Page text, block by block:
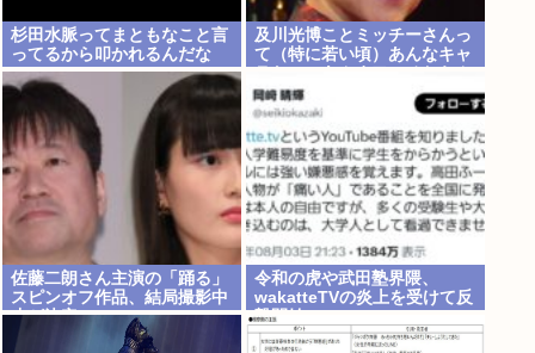
杉田水脈ってまともなこと言
ってるから叩かれるんだな
及川光博ことミッチーさんっ
て（特に若い頃）あんなキャ
よな、男でも
佐藤二朗さん主演の「踊る」
スピンオフ作品、結局撮影中
止が決定www
令和の虎や武田塾界隈、
wakatteTVの炎上を受けて反
撃開始